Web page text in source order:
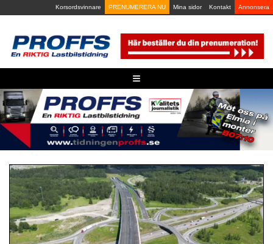
to
Korsordsvinnare PRENUMERERA NU Mina sidor Kontakt Annonsera
≡